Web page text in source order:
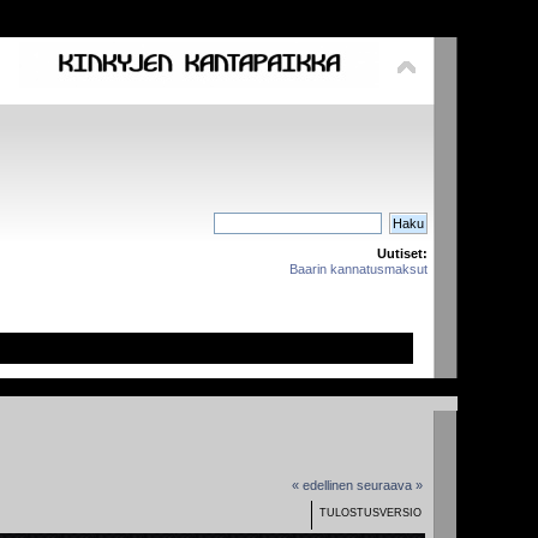
Uutiset:
Baarin kannatusmaksut
« edellinen seuraava »
TULOSTUSVERSIO